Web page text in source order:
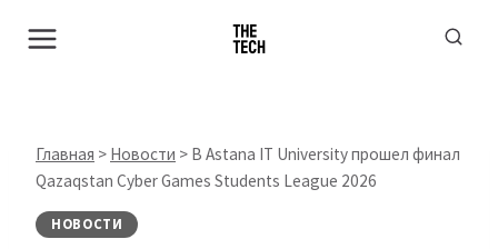
Главная > Новости > В Astana IT University прошел финал
Qazaqstan Cyber Games Students League 2026
НОВОСТИ